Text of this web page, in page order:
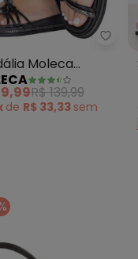
Sandália Preta com
Moleca
em Sintético
R$ 139,99
de R$ 33,33 sem